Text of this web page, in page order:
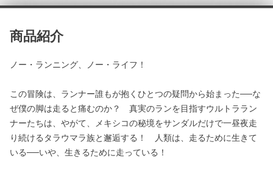
商品紹介
ノー・ランニング、ノー・ライフ！
この冒険は、ランナー誰もが抱くひとつの疑問から始まった──な
ぜ僕の脚は走ると痛むのか？ 真実のランを目指すウルトララン
ナーたちは、やがて、メキシコの秘境をサンダルだけで一昼夜走
り続けるタラウマラ族と邂逅する！ 人類は、走るために生きて
いる──いや、生きるために走っている！